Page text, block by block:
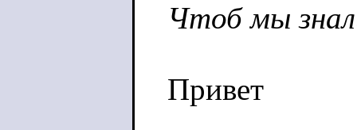
Чтоб мы
Привет